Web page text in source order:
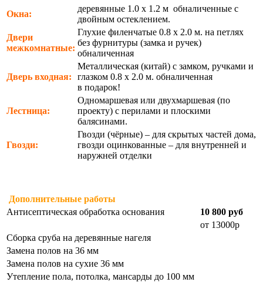
Окна:
деревянные 1.0 х 1.2 м обналиченные с
двойным остеклением.
Двери
межкомнатные:
Глухие филенчатые 0.8 х 2.0 м. на петлях
без фурнитуры (замка и ручек)
обналиченная
Дверь входная:
Металлическая (китай) с замком, ручками и
глазком 0.8 х 2.0 м. обналиченная
в подарок!
Лестница:
Одномаршевая или двухмаршевая (по
проекту) с перилами и плоскими
балясинами.
Гвозди:
Гвозди (чёрные) – для скрытых частей дома,
гвозди оцинкованные – для внутренней и
наружней отделки
Дополнительные работы
Антисептическая обработка основания
10 800 руб
от 13000р
Сборка сруба на деревянные нагеля
Замена полов на 36 мм
Замена полов на сухие 36 мм
Утепление пола, потолка, мансарды до 100 мм